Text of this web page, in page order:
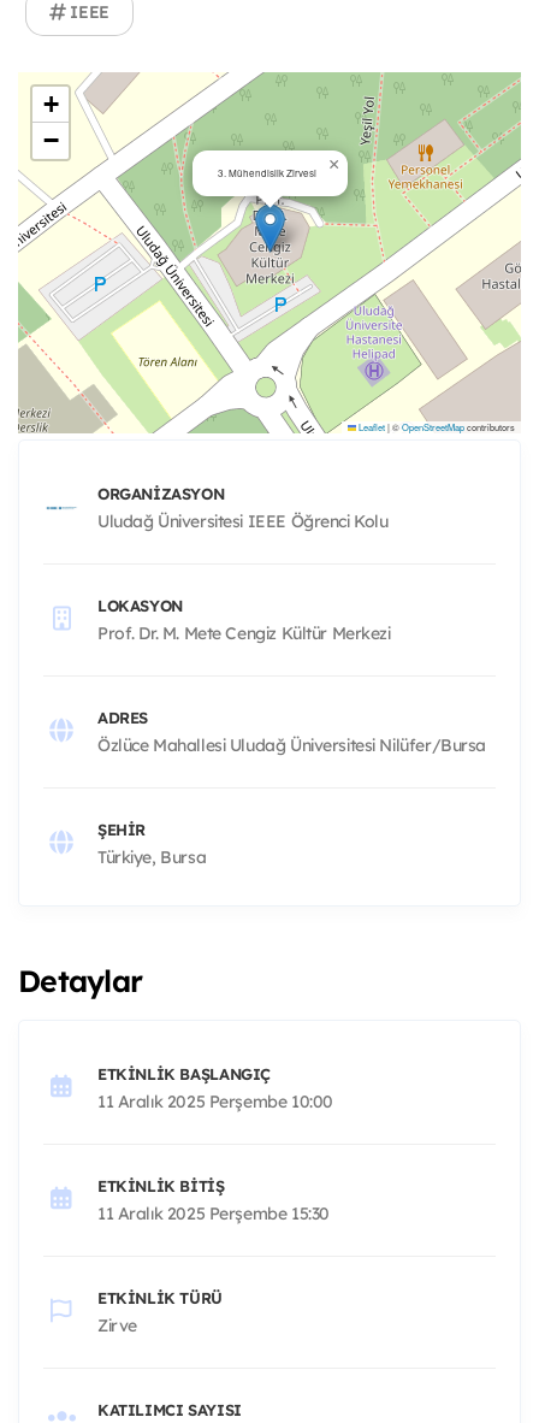
IEEE
3. Mühendislik Zirvesi ×
+
−
Leaflet|©OpenStreetMapcontributors
ORGANIZASYON
Uludağ Üniversitesi IEEE Öğrenci Kolu
LOKASYON
Prof. Dr. M. Mete Cengiz Kültür Merkezi
ADRES
Özlüce Mahallesi Uludağ Üniversitesi Nilüfer/Bursa
ŞEHIR
Türkiye, Bursa
Detaylar
ETKINLIK BAŞLANGIÇ
11 Aralık 2025 Perşembe 10:00
ETKINLIK BITIŞ
11 Aralık 2025 Perşembe 15:30
ETKINLIK TÜRÜ
Zirve
KATILIMCI SAYISI